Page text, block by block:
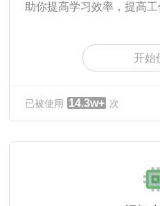
助你提高学习效率，提高
开始
已被使用 14.3w+ 次